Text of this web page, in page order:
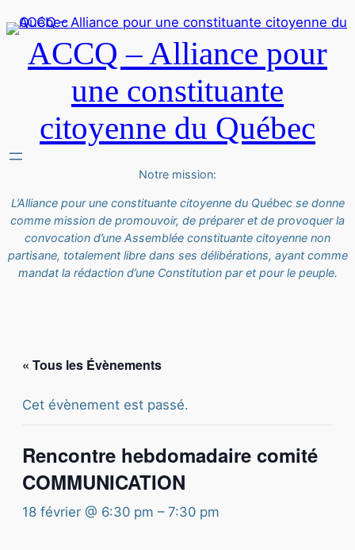
ACCQ – Alliance pour
une constituante
citoyenne du Québec
Notre mission:
L’Alliance pour une constituante citoyenne du Québec se donne
comme mission de promouvoir, de préparer et de provoquer la
convocation d’une Assemblée constituante citoyenne non
partisane, totalement libre dans ses délibérations, ayant comme
mandat la rédaction d’une Constitution par et pour le peuple.
« Tous les Évènements
Cet évènement est passé.
Rencontre hebdomadaire comité
COMMUNICATION
18 février @ 6:30 pm – 7:30 pm